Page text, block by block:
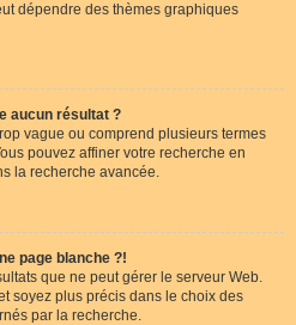
dépendre des thèmes graphiques
aucun résultat ?
vague ou comprend plusieurs termes
pouvez affiner votre recherche en
la recherche avancée.
page blanche ?!
que ne peut gérer le serveur Web.
soyez plus précis dans le choix des
par la recherche.